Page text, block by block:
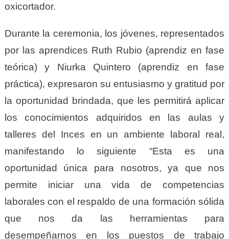
oxicortador.
Durante la ceremonia, los jóvenes, representados
por las aprendices Ruth Rubio (aprendiz en fase
teórica) y Niurka Quintero (aprendiz en fase
práctica), expresaron su entusiasmo y gratitud por
la oportunidad brindada, que les permitirá aplicar
los conocimientos adquiridos en las aulas y
talleres del Inces en un ambiente laboral real,
manifestando lo siguiente “Esta es una
oportunidad única para nosotros, ya que nos
permite iniciar una vida de competencias
laborales con el respaldo de una formación sólida
que nos da las herramientas para
desempeñarnos en los puestos de trabajo